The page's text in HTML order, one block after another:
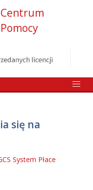
Centrum
Pomocy
się na
System Płace